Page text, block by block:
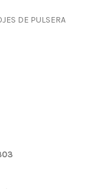
DE PULSERA